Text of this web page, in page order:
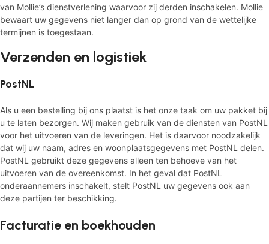
van Mollie’s dienstverlening waarvoor zij derden inschakelen. Mollie
bewaart uw gegevens niet langer dan op grond van de wettelijke
termijnen is toegestaan.
Verzenden en logistiek
PostNL
Als u een bestelling bij ons plaatst is het onze taak om uw pakket bij
u te laten bezorgen. Wij maken gebruik van de diensten van PostNL
voor het uitvoeren van de leveringen. Het is daarvoor noodzakelijk
dat wij uw naam, adres en woonplaatsgegevens met PostNL delen.
PostNL gebruikt deze gegevens alleen ten behoeve van het
uitvoeren van de overeenkomst. In het geval dat PostNL
onderaannemers inschakelt, stelt PostNL uw gegevens ook aan
deze partijen ter beschikking.
Facturatie en boekhouden